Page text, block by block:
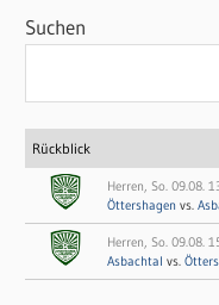
Suchen
Rückblick
Herren, So. 09.08.
Öttershagenvs.
Herren, So. 09.08.
Asbachtal vs.